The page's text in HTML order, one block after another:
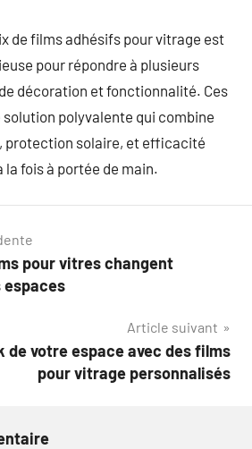
de films adhésifs pour vitrage est
pour répondre à plusieurs
décoration et fonctionnalité. Ces
polyvalente qui combine
protection solaire, et efficacité
fois à portée de main.
pour vitres changent
espaces
Article suivant
de votre espace avec des films
pour vitrage personnalisés